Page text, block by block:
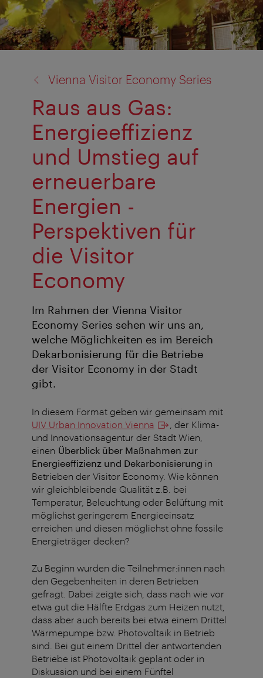
Vienna Visitor Economy Series
Raus aus Gas:
Energieeffizienz
und Umstieg auf
erneuerbare
Energien -
Perspektiven für
die Visitor
Economy
Im Rahmen der Vienna Visitor
Economy Series sehen wir uns an,
welche Möglichkeiten es im Bereich
Dekarbonisierung für die Betriebe
der Visitor Economy in der Stadt
gibt.
In diesem Format geben wir gemeinsam mit
UIV Urban Innovation Vienna
, der Klima-
und Innovationsagentur der Stadt Wien,
einen Überblick über Maßnahmen zur
Energieeffizienz und Dekarbonisierung in
Betrieben der Visitor Economy. Wie können
wir gleichbleibende Qualität z.B. bei
Temperatur, Beleuchtung oder Belüftung mit
möglichst geringerem Energieeinsatz
erreichen und diesen möglichst ohne fossile
Energieträger decken?
Zu Beginn wurden die Teilnehmer:innen nach
den Gegebenheiten in deren Betrieben
gefragt. Dabei zeigte sich, dass nach wie vor
etwa gut die Hälfte Erdgas zum Heizen nutzt,
dass aber auch bereits bei etwa einem Drittel
Wärmepumpe bzw. Photovoltaik in Betrieb
sind. Bei gut einem Drittel der antwortenden
Betriebe ist Photovoltaik geplant oder in
Diskussion und bei einem Fünftel